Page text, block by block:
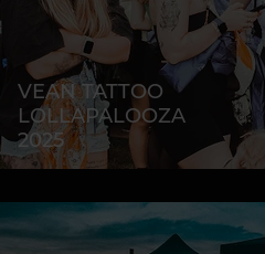
VEAN TATTOO
LOLLAPALOOZA
2025